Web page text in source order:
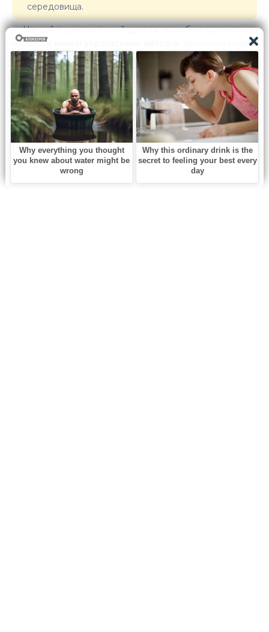
середовища.
На сайті школярі знайдуть та залюбки прочитають
найкращі
, які можна знайти
у розділах « Дитячі книги », « Пригодницькі книги
« Класика».